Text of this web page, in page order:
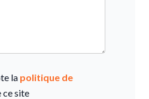
la politique de
ce site